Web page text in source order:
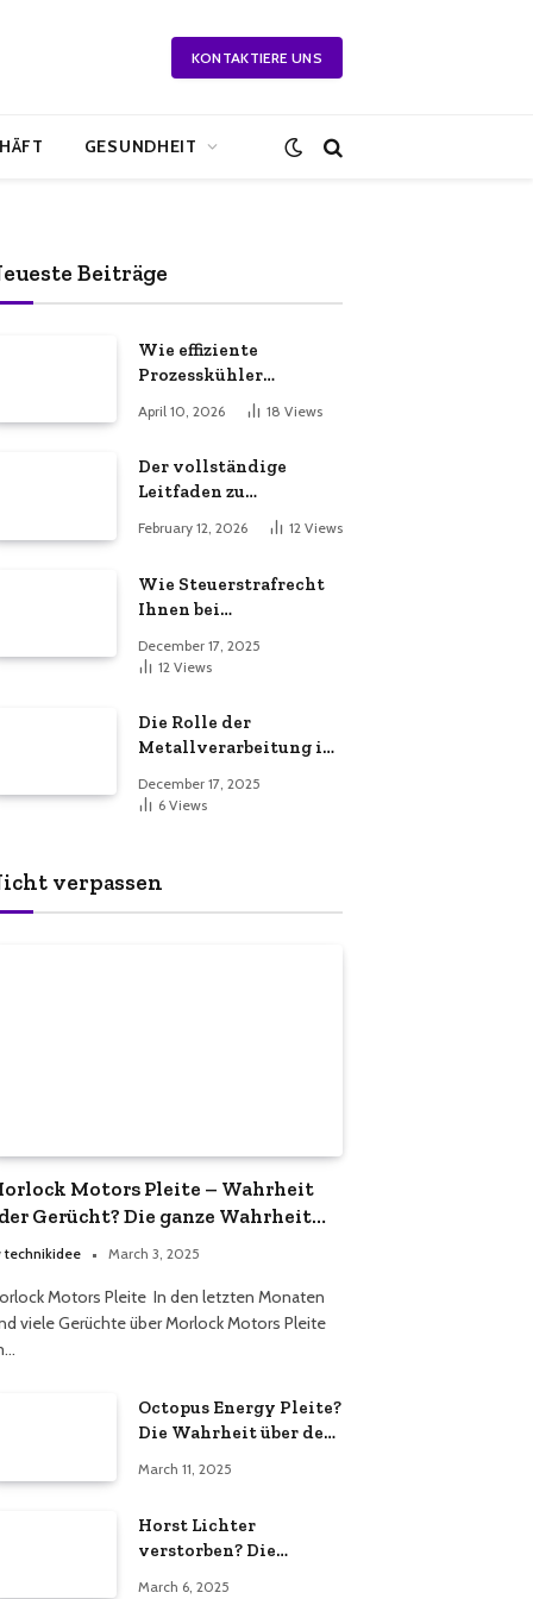
KONTAKTIERE UNS
GESUNDHEIT
Beiträge
Wie effiziente
Prozesskühler
Beratung Ihre
Produktionsabläufe
April 10, 2026 18 Views
Der vollständige
Leitfaden zu
unverzichtbaren
Dienstleistungen für
effiziente
Gewerbeimmobilie
February 12, 2026 12 Views
Wie Steuerstrafrecht
Ihnen bei
helfen kann
December 17, 2025
12 Views
Die Rolle der
Metallverarbeitung in
Fertigungsindustrie
December 17, 2025
6 Views
verpassen
Motors Pleite – Wahrheit
Gerücht? Die ganze Wahrheit
das Unternehmen
technikidee March 3, 2025
Motors Pleite In den letzten Monaten
viele Gerüchte über Morlock Motors Pleite
Octopus Energy Pleite?
Die Wahrheit über den
March 11, 2025
Horst Lichter
verstorben? Die
March 6, 2025